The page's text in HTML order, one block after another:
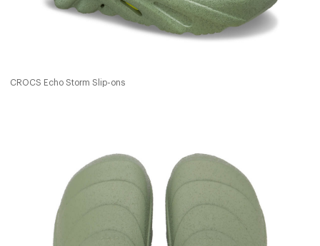
CROCS Echo Storm Slip-ons